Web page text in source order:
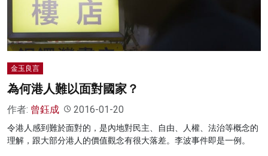
金玉良言
為何港人難以面對國家？
作者: 曾鈺成 2016-01-20
令港人感到難於面對的，是內地對民主、自由、人權、法治等概念的
理解，跟大部分港人的價值觀念有很大落差。李波事件即是一例。